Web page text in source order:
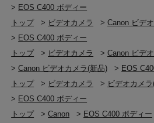
ダイナミックレンジ
16 stops
AF
デュアルピクセルCMOS AF II
記録フォーマット
動画：Cinema RAW Light、XF-
> EOS C400 ボディー
トップ
> ビデオカメラ >Canon ビデ
> EOS C400 ボディー
トップ
> ビデオカメラ >Canon ビデ
>Canon ビデオカメラ(新品) > EOS
トップ
> ビデオカメラ > ビデオカメ
> EOS C400 ボディー
トップ
>Canon > EOS C400 ボディー